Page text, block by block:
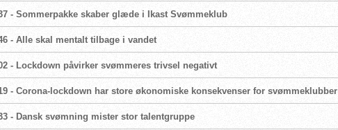
- Sommerpakke skaber glæde i Ikast Svømmeklub
- Alle skal mentalt tilbage i vandet
- Lockdown påvirker svømmeres trivsel negativt
- Corona-lockdown har store økonomiske konsekvenser for svømmeklubber
- Dansk svømning mister stor talentgruppe